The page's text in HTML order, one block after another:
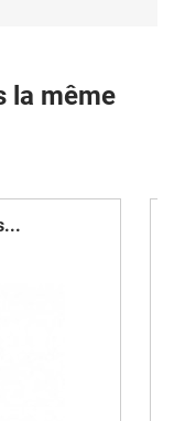
la même